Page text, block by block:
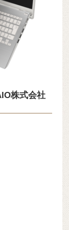
株式会社